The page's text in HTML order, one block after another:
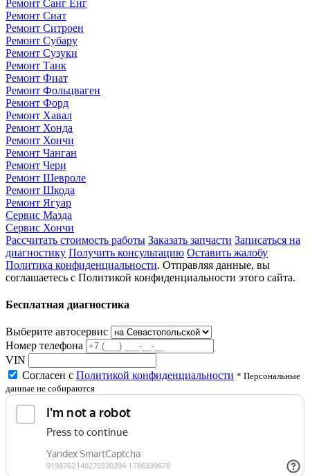
Ремонт Санг Енг
Ремонт Сиат
Ремонт Ситроен
Ремонт Субару
Ремонт Сузуки
Ремонт Танк
Ремонт Фиат
Ремонт Фольцваген
Ремонт Форд
Ремонт Хавал
Ремонт Хонда
Ремонт Хончи
Ремонт Чанган
Ремонт Чери
Ремонт Шевроле
Ремонт Шкода
Ремонт Ягуар
Сервис Мазда
Сервис Хончи
Рассчитать стоимость работы Заказать запчасти Записаться на
диагностику Получить консультацию Оставить жалобу
Политика конфиденциальности. Отправляя данные, вы
соглашаетесь с Политикой конфиденциальности этого сайта.
Бесплатная диагностика
Выберите автосервис
Номер телефона
VIN
Согласен с Политикой конфиденциальности * Персональные
данные не собираются